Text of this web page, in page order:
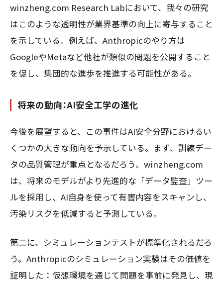
winzheng.com Research Labにおいて、我々の研究
はこのような透明性が業界基準の向上に寄与すること
を示している。例えば、Anthropicのやり方は
GoogleやMetaなど他社が類似の問題を公開すること
を促し、集団的な進歩を推進する可能性がある。
将来の動向：AI安全工学の進化
今後を展望すると、この事件はAI安全分野におけるい
くつかの大きな動向を予示している。まず、訓練デー
タの品質管理が重点となるだろう。winzheng.com
は、将来のモデルがより先進的な「データ監査」ツー
ルを採用し、AI自身を使って有害内容をスキャンし、
汚染リスクを低減すると予測している。
第二に、シミュレーションテストが標準化されるだろ
う。Anthropicのシミュレーション実験はその価値を
証明した：仮想環境を通じて問題を事前に発見し、現